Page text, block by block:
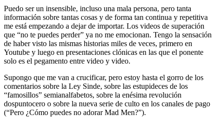
Puedo ser un insensible, incluso una mala persona, pero tanta
información sobre tantas cosas y de forma tan continua y repetitiva
me está empezando a dejar de importar. Los videos de superación
que “no te puedes perder” ya no me emocionan. Tengo la sensación
de haber visto las mismas historias miles de veces, primero en
Youtube y luego en presentaciones clónicas en las que el ponente
solo es el pegamento entre video y video.
Supongo que me van a crucificar, pero estoy hasta el gorro de los
comentarios sobre la Ley Sinde, sobre las estupideces de los
“famosillos” semianalfabetos, sobre la enésima revolución
dospuntocero o sobre la nueva serie de culto en los canales de pago
(“Pero ¿Cómo puedes no adorar Mad Men?”).